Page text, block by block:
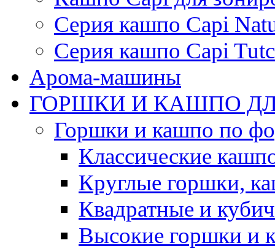
Серия кашпо Capi
Серия кашпо Capi
Арома-машины
ГОРШКИ И КАШПО
Горшки и кашпо по
Классические
Круглые горшки,
Квадратные и
Высокие горшки и